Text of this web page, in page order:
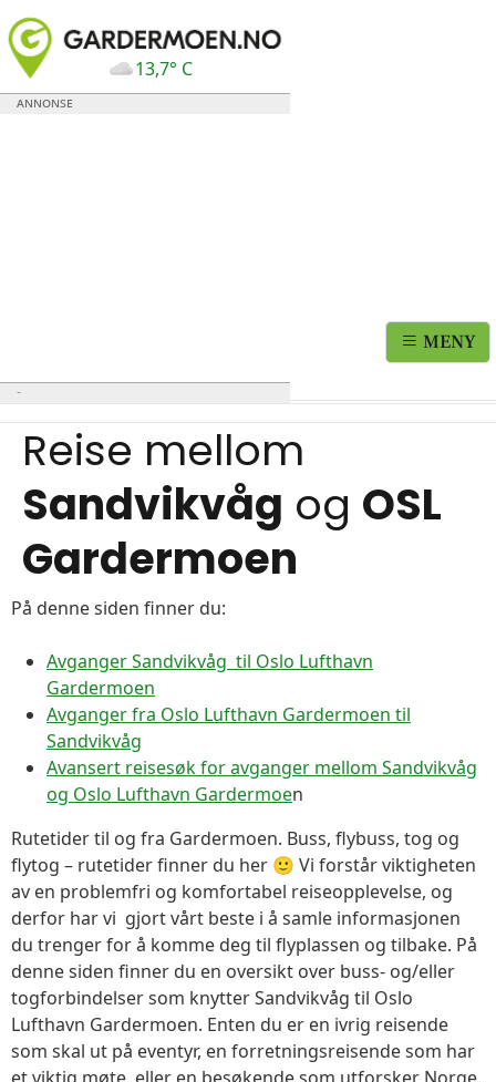
13,7° C
MENY
Reise mellom
Sandvikvåg og OSL
Gardermoen
På denne siden finner du:
Avganger Sandvikvåg til Oslo Lufthavn
Gardermoen
Avganger fra Oslo Lufthavn Gardermoen til
Sandvikvåg
Avansert reisesøk for avganger mellom Sandvikvåg
og Oslo Lufthavn Gardermoen
Rutetider til og fra Gardermoen. Buss, flybuss, tog og
flytog – rutetider finner du her 🙂 Vi forstår viktigheten
av en problemfri og komfortabel reiseopplevelse, og
derfor har vi gjort vårt beste i å samle informasjonen
du trenger for å komme deg til flyplassen og tilbake. På
denne siden finner du en oversikt over buss- og/eller
togforbindelser som knytter Sandvikvåg til Oslo
Lufthavn Gardermoen. Enten du er en ivrig reisende
som skal ut på eventyr, en forretningsreisende som har